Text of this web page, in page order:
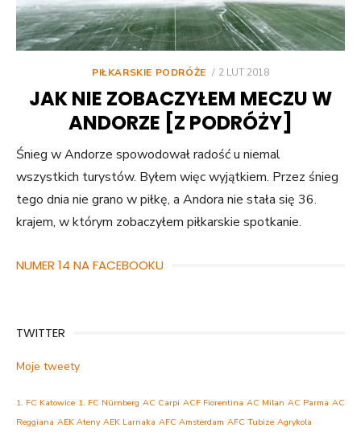
PIŁKARSKIE PODRÓŻE
POSTED
2 LUT 2018
JAK NIE ZOBACZYŁEM MECZU W
ANDORZE [Z PODRÓŻY]
Śnieg w Andorze spowodował radość u niemal
wszystkich turystów. Byłem więc wyjątkiem. Przez śnieg
tego dnia nie grano w piłkę, a Andora nie stała się 36.
krajem, w którym zobaczyłem piłkarskie spotkanie.
NUMER 14 NA FACEBOOKU
TWITTER
Moje tweety
1. FC Katowice 1. FC Nürnberg AC Carpi ACF Fiorentina AC Milan AC Parma AC
Reggiana AEK Ateny AEK Larnaka AFC Amsterdam AFC Tubize Agrykola